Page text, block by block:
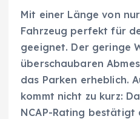
Mit einer Länge von
Fahrzeug perfekt für
geeignet. Der geringe
überschaubaren
das Parken erheblich.
kommt nicht zu kurz:
NCAP-Rating bestätigt